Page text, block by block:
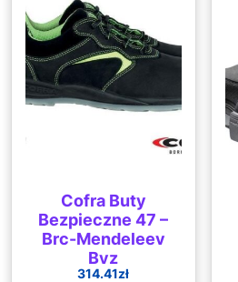
Cofra Buty
Bezpieczne 47 –
Brc-Mendeleev
Byz
314.41zł